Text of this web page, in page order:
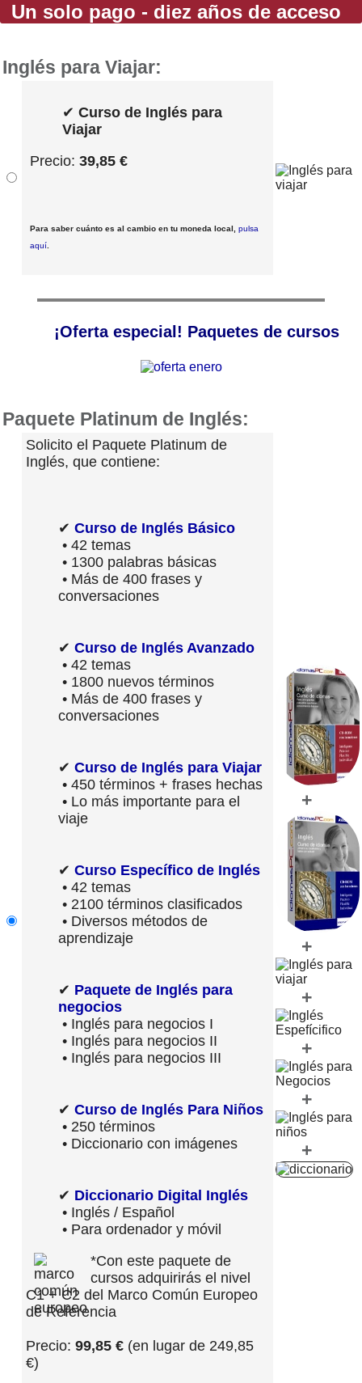
Un solo pago - diez años de acceso
Inglés para Viajar:
✔ Curso de Inglés para
Viajar
Precio: 39,85 €
Para saber cuánto es al cambio en tu moneda local, pulsa
aquí
¡Oferta especial! Paquetes de cursos
Paquete Platinum de Inglés:
Solicito el Paquete Platinum de
Inglés, que contiene:
✔ Curso de Inglés Básico
• 42 temas
• 1300 palabras básicas
• Más de 400 frases y
conversaciones
✔ Curso de Inglés Avanzado
• 42 temas
• 1800 nuevos términos
• Más de 400 frases y
conversaciones
✔ Curso de Inglés para Viajar
• 450 términos + frases hechas
• Lo más importante para el
viaje
✔ Curso Específico de Inglés
• 42 temas
• 2100 términos clasificados
• Diversos métodos de
aprendizaje
✔ Paquete de Inglés para
negocios
• Inglés para negocios I
• Inglés para negocios II
• Inglés para negocios III
✔ Curso de Inglés Para Niños
• 250 términos
• Diccionario con imágenes
✔ Diccionario Digital Inglés
• Inglés / Español
• Para ordenador y móvil
*Con este paquete de
cursos adquirirás el nivel
C1 + C2 del Marco Común Europeo
de Referencia
Precio: 99,85 € (en lugar de 249,85
€)
+
+
+
+
+
+